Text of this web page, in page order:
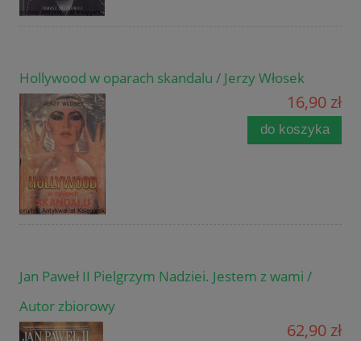
Hollywood w oparach skandalu / Jerzy Włosek
16,90 zł
do koszyka
Jan Paweł II Pielgrzym Nadziei. Jestem z wami /
Autor zbiorowy
62,90 zł